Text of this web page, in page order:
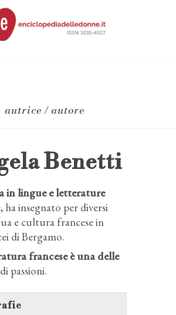
autrice / autore
Benetti
in lingue e letterature
ha insegnato per diversi
e cultura francese in
di Bergamo.
francese è una delle
passioni.